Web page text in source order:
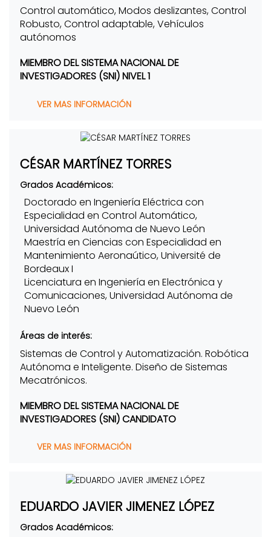
Control automático, Modos deslizantes, Control
Robusto, Control adaptable, Vehículos
autónomos
MIEMBRO DEL SISTEMA NACIONAL DE
INVESTIGADORES (SNI) NIVEL 1
VER MAS INFORMACIÓN
CÉSAR MARTÍNEZ TORRES
Grados Académicos:
Doctorado en Ingeniería Eléctrica con
Especialidad en Control Automático,
Universidad Autónoma de Nuevo León
Maestría en Ciencias con Especialidad en
Mantenimiento Aeronaútico, Université de
Bordeaux I
Licenciatura en Ingeniería en Electrónica y
Comunicaciones, Universidad Autónoma de
Nuevo León
Áreas de interés:
Sistemas de Control y Automatización. Robótica
Autónoma e Inteligente. Diseño de Sistemas
Mecatrónicos.
MIEMBRO DEL SISTEMA NACIONAL DE
INVESTIGADORES (SNI) CANDIDATO
VER MAS INFORMACIÓN
EDUARDO JAVIER JIMENEZ LÓPEZ
Grados Académicos: